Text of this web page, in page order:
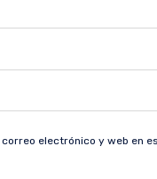
electrónico y web en